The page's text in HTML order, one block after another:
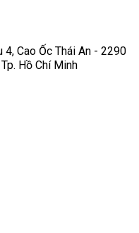
Cao Ốc Thái An - 2290
Hồ Chí Minh